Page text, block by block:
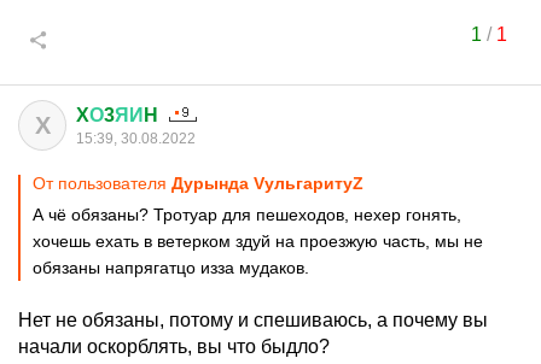
1 / 1
X XО3ЯИ H
15:39, 30.08.2022
От пользователя Дурында VульгаритуZ
А чё обязаны? Тротуар для пешеходов, нехер гонять,
хочешь ехать в ветерком здуй на проезжую часть, мы не
обязаны напрягатцо изза мудаков.
Нет не обязаны, потому и спешиваюсь, а почему вы
начали оскорблять, вы что быдло?